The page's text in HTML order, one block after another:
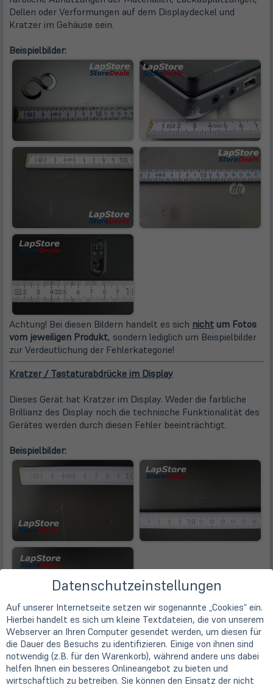
Dellen oder Verformungen auf dem Displaydeckel und
Kratzer im Gehäuse sein.
Beispielbilder:
Achtung! Bei diesen Bildern handelt es sich nicht um Fotos
vom jeweiligen Produkt, sondern lediglich um Beispielbilder
zur Verdeutlichung der Fehlerkategorie!
Kratzer / Tastaturabdrücke im Display
Dieses Gerät hat Kratzer im Display. Weder die farbliche
Brillianz des Display noch die technische Funktionalität des
Gerätes werden durch diesen Fehler beeinträchtigt.
Beispielbilder:
Achtung! Bei diesen Bildern handelt es sichnichtum Fotos
vom jeweiligen Produkt, sondern lediglich um Beispielbilder
zur Verdeutlichung der Fehlerkategorie!
Datenschutzeinstellungen
Auf unserer Internetseite setzen wir sogenannte „Cookies“ ein.
Hierbei handelt es sich um kleine Textdateien, die von unserem
Webserver an Ihren Computer gesendet werden, um diesen für
die Dauer des Besuchs zu identifizieren. Einige von ihnen sind
notwendig (z.B. für den Warenkorb), während andere uns dabei
helfen Ihnen ein besseres Onlineangebot zu bieten und
wirtschaftlich zu betreiben. Sie können den Einsatz der nicht